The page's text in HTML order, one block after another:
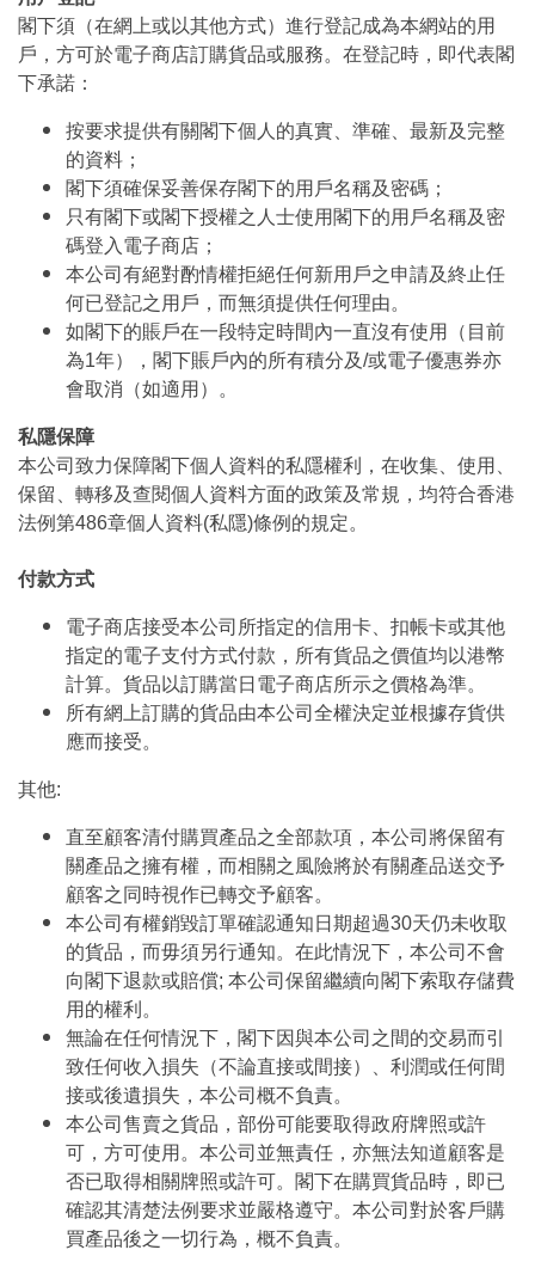
閣下須（在網上或以其他方式）進行登記成為本網站的用
戶，方可於電子商店訂購貨品或服務。在登記時，即代表閣
下承諾：
按要求提供有關閣下個人的真實、準確、最新及完整
的資料；
閣下須確保妥善保存閣下的用戶名稱及密碼；
只有閣下或閣下授權之人士使用閣下的用戶名稱及密
碼登入電子商店；
本公司有絕對酌情權拒絕任何新用戶之申請及終止任
何已登記之用戶，而無須提供任何理由。
如閣下的賬戶在一段特定時間內一直沒有使用（目前
為1年），閣下賬戶內的所有積分及/或電子優惠券亦
會取消（如適用）。
私隱保障
本公司致力保障閣下個人資料的私隱權利，在收集、使用、
保留、轉移及查閱個人資料方面的政策及常規，均符合香港
法例第486章個人資料(私隱)條例的規定。
付款方式
電子商店接受本公司所指定的信用卡、扣帳卡或其他
指定的電子支付方式付款，所有貨品之價值均以港幣
計算。貨品以訂購當日電子商店所示之價格為準。
所有網上訂購的貨品由本公司全權決定並根據存貨供
應而接受。
其他:
直至顧客清付購買產品之全部款項，本公司將保留有
關產品之擁有權，而相關之風險將於有關產品送交予
顧客之同時視作已轉交予顧客。
本公司有權銷毀訂單確認通知日期超過30天仍未收取
的貨品，而毋須另行通知。在此情況下，本公司不會
向閣下退款或賠償; 本公司保留繼續向閣下索取存儲費
用的權利。
無論在任何情況下，閣下因與本公司之間的交易而引
致任何收入損失（不論直接或間接）、利潤或任何間
接或後遺損失，本公司概不負責。
本公司售賣之貨品，部份可能要取得政府牌照或許
可，方可使用。本公司並無責任，亦無法知道顧客是
否已取得相關牌照或許可。閣下在購買貨品時，即已
確認其清楚法例要求並嚴格遵守。本公司對於客戶購
買產品後之一切行為，概不負責。